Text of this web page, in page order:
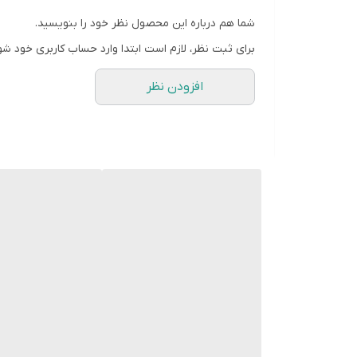
شما هم درباره این محصول نظر خود را بنویسید.
برای ثبت نظر، لازم است ابتدا وارد حساب کاربری خود
افزودن نظر